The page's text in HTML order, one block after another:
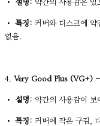
• 설명: 약간의 사용감은 있
• 특징: 커버와 디스크에
없음.
4. Very Good Plus (VG+) -
• 설명: 약간의 사용감이 보
• 특징: 커버에 작은 구김,